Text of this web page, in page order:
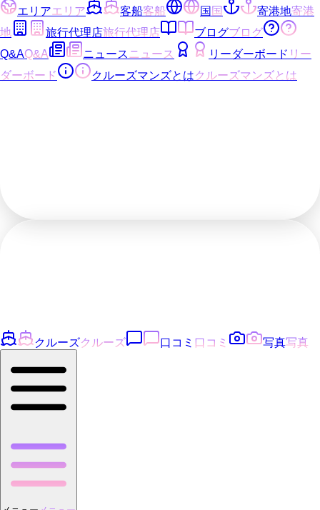
エリアエリア 客船客船 国国 寄港地寄港
地
旅行代理店旅行代理店 ブログブログ
Q&AQ&A ニュース ニュース リーダーボード リー
ダーボード
クルーズマンズとはクルーズマンズとは
クルーズクルーズ 口コミ 口コミ 写真写真